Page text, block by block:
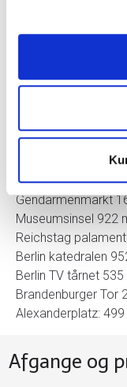
Nærliggende
Checkpoint Charlie
Potsdamer Platz
Gendarmenmarkt
Museumsinsel 922
Reichstag
Berlin katedralen
Berlin TV tårnet 535
Brandenburger Tor
Alexanderplatz: 499
Afgange og